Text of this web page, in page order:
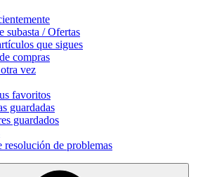
subasta / Ofertas
que sigues
compras
vez
favoritos
guardadas
guardados
resolución de problemas